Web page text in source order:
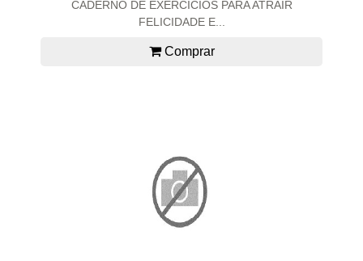
CADERNO DE EXERCÍCIOS PARA ATRAIR
FELICIDADE E...
Comprar